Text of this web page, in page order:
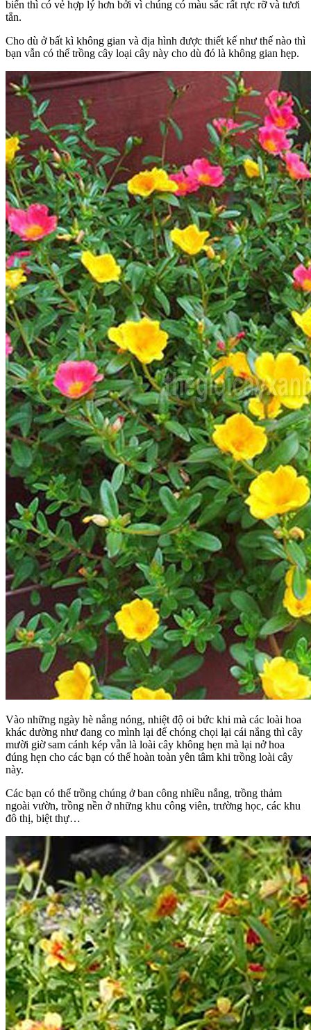
biến thì có vẻ hợp lý hơn bởi vì chúng có màu sắc rất rực rỡ và tươi
tắn.
Cho dù ở bất kì không gian và địa hình được thiết kế như thế nào thì
bạn vẫn có thể trồng cây loại cây này cho dù đó là không gian hẹp.
Vào những ngày hè nắng nóng, nhiệt độ oi bức khi mà các loài hoa
khác dường như đang co mình lại để chóng chọi lại cái nắng thì cây
mười giờ sam cánh kép vẫn là loài cây không hẹn mà lại nở hoa
đúng hẹn cho các bạn có thể hoàn toàn yên tâm khi trồng loài cây
này.
Các bạn có thể trồng chúng ở ban công nhiều nắng, trồng thảm
ngoài vườn, trồng nền ở những khu công viên, trường học, các khu
đô thị, biệt thự…